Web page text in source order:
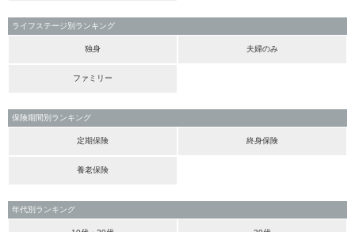
ライフステージ別ランキング
独身 夫婦のみ
ファミリー
保険期間別ランキング
定期保険 終身保険
養老保険
年代別ランキング